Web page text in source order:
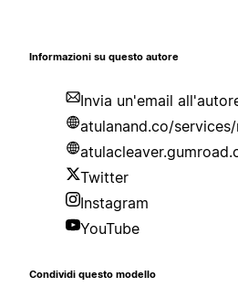
Informazioni su questo autore
Invia un'email
atulanand.co/
Twitter
Instagram
YouTube
Condividi questo modello